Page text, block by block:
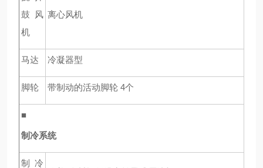
鼓风
机
离心风机
马达 冷凝器型
脚轮 带制动的活动脚轮 4个
■
制冷系统
制冷